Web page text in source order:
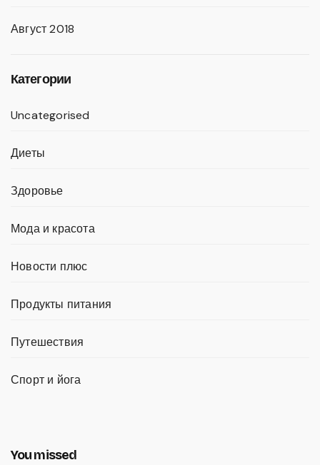
Август 2018
Категории
Uncategorised
Диеты
Здоровье
Мода и красота
Новости плюс
Продукты питания
Путешествия
Спорт и йога
You missed